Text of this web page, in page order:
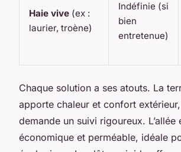
Haie vive (ex :
laurier, troène)
Indéfinie (si
bien
entretenue)
Chaque solution a ses atouts. La
apporte chaleur et confort
demande un suivi rigoureux. L’allée
économique et perméable, idéale